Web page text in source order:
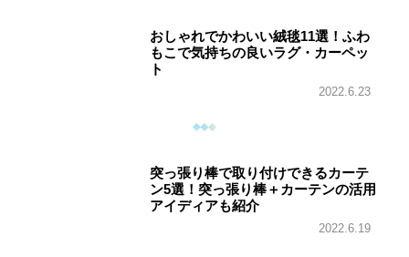
おしゃれでかわいい絨毯11選！ふわ
もこで気持ちの良いラグ・カーペッ
ト
2022.6.23
突っ張り棒で取り付けできるカーテ
ン5選！突っ張り棒＋カーテンの活用
アイディアも紹介
2022.6.19